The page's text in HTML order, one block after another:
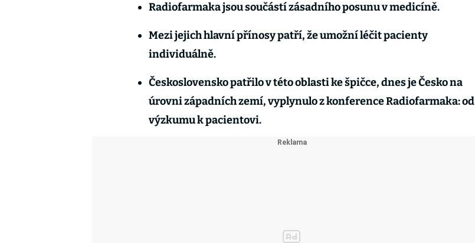
Radiofarmaka jsou součástí zásadního posunu v medicíně.
Mezi jejich hlavní přínosy patří, že umožní léčit pacienty
individuálně.
Československo patřilo v této oblasti ke špičce, dnes je Česko na
úrovni západních zemí, vyplynulo z konference Radiofarmaka: od
výzkumu k pacientovi.